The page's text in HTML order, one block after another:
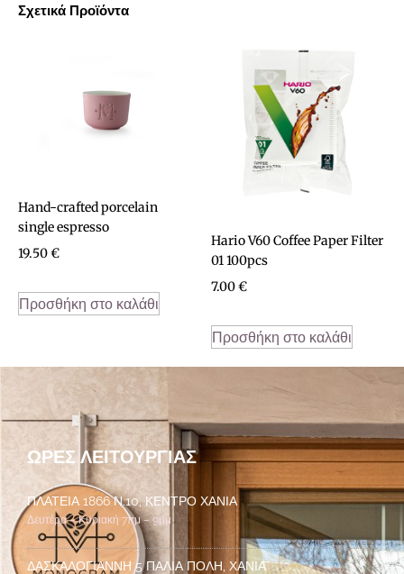
Σχετικά Προϊόντα
Hand-crafted porcelain
single espresso
19.50€
Προσθήκη στο καλάθι
Hario V60 Coffee Paper Filter
01 100pcs
7.00€
Προσθήκη στο καλάθι
ΏΡΕΣ ΛΕΙΤΟΥΡΓΊΑΣ
ΠΛΑΤΕΊΑ 1866 Ν.10, ΚΈΝΤΡΟ ΧΑΝΙΆ
Δευτέρα – Κυριακή 7πμ – 9μμ
ΔΑΣΚΑΛΟΓΙΆΝΝΗ 5 ΠΑΛΙΆ ΠΌΛΗ, ΧΑΝΙΆ